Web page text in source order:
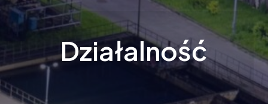
Działalność